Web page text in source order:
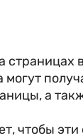
а
чтобы